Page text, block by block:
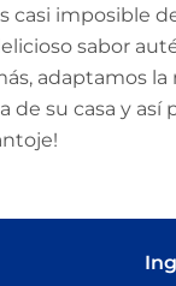
casi imposible
sabor
adaptamos
de su casa y